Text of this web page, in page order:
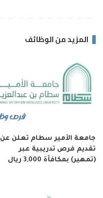
المزيد من الوظائف
جامعة الأمير سطام تعلن عن
تقديم فرص تدريبية عبر
(تمهير) بمكافأة 3,000 ريال